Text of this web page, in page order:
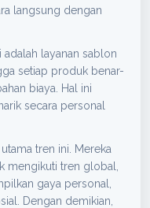
langsung dengan
adalah layanan sablon
setiap produk benar-
biaya. Hal ini
secara personal
tren ini. Mereka
mengikuti tren global,
gaya personal,
Dengan demikian,